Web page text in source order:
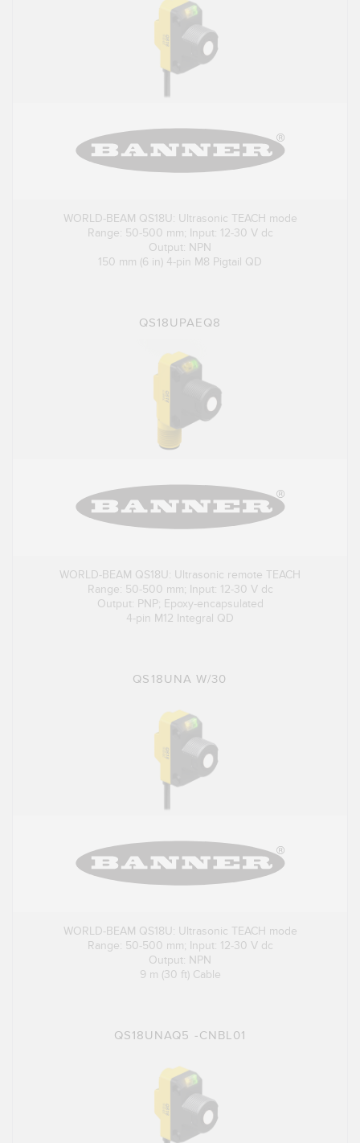
WORLD-BEAM QS18U: Ultrasonic TEACH mode
Range: 50-500 mm; Input: 12-30 V dc
Output: NPN
150 mm (6 in) 4-pin M8 Pigtail QD
QS18UPAEQ8
WORLD-BEAM QS18U: Ultrasonic remote TEACH
Range: 50-500 mm; Input: 12-30 V dc
Output: PNP; Epoxy-encapsulated
4-pin M12 Integral QD
QS18UNA W/30
WORLD-BEAM QS18U: Ultrasonic TEACH mode
Range: 50-500 mm; Input: 12-30 V dc
Output: NPN
9 m (30 ft) Cable
QS18UNAQ5 -CNBL01